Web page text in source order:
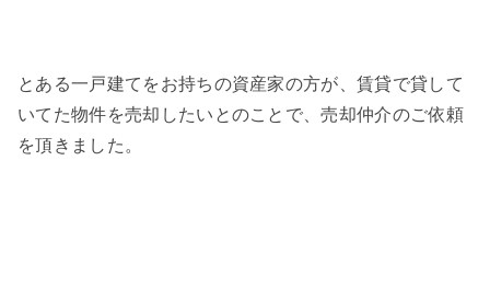
とある一戸建てをお持ちの資産家の方が、賃貸で貸して
いてた物件を売却したいとのことで、売却仲介のご依頼
を頂きました。